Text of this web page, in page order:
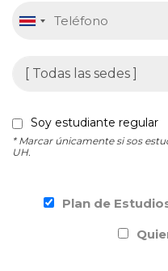
Soy estudiante regular
* Marcar únicamente si sos
UH.
Plan de